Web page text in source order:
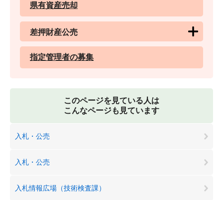
県有資産売却
差押財産公売
指定管理者の募集
このページを見ている人は
こんなページも見ています
入札・公売
入札・公売
入札情報広場（技術検査課）